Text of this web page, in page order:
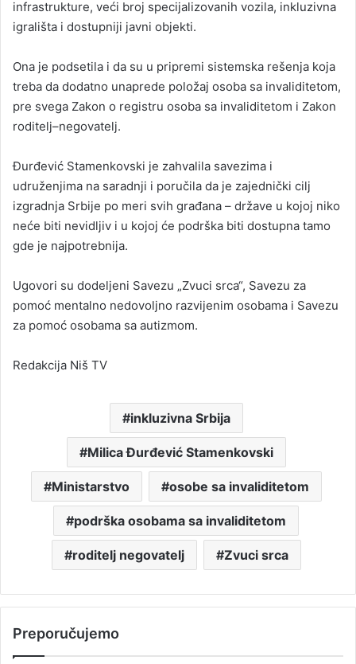
infrastrukture, veći broj specijalizovanih vozila, inkluzivna
igrališta i dostupniji javni objekti.
Ona je podsetila i da su u pripremi sistemska rešenja koja
treba da dodatno unaprede položaj osoba sa invaliditetom,
pre svega Zakon o registru osoba sa invaliditetom i Zakon
roditelj–negovatelj.
Đurđević Stamenkovski je zahvalila savezima i
udruženjima na saradnji i poručila da je zajednički cilj
izgradnja Srbije po meri svih građana – države u kojoj niko
neće biti nevidljiv i u kojoj će podrška biti dostupna tamo
gde je najpotrebnija.
Ugovori su dodeljeni Savezu „Zvuci srca“, Savezu za
pomoć mentalno nedovoljno razvijenim osobama i Savezu
za pomoć osobama sa autizmom.
Redakcija Niš TV
inkluzivna Srbija
Milica Đurđević Stamenkovski
Ministarstvo osobe sa invaliditetom
podrška osobama sa invaliditetom
roditelj negovatelj Zvuci srca
Preporučujemo